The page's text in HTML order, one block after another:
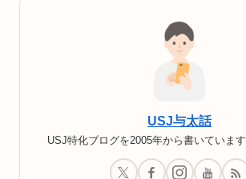
USJ与太話
USJ特化ブログを2005年から書いています